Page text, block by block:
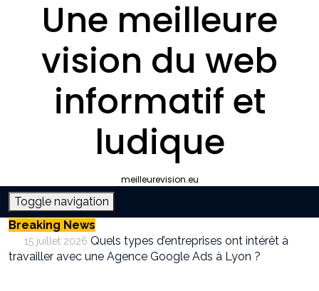
Une meilleure
vision du web
informatif et
ludique
meilleurevision.eu
Toggle navigation
Breaking News
15 juillet 2026 Quels types d’entreprises ont intérêt à
travailler avec une Agence Google Ads à Lyon ?